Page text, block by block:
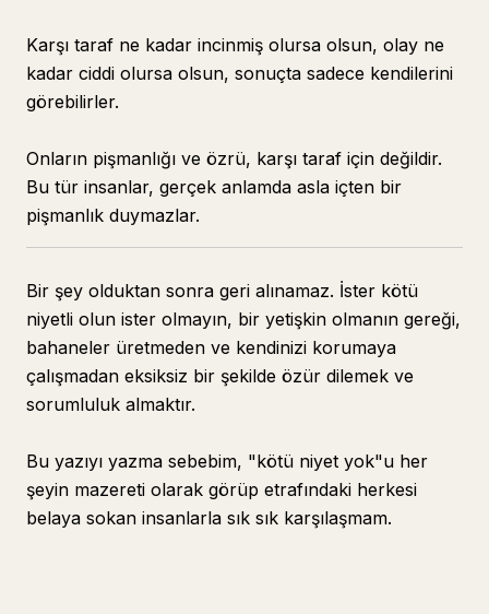
Karşı taraf ne kadar incinmiş olursa olsun, olay ne
kadar ciddi olursa olsun, sonuçta sadece kendilerini
görebilirler.
Onların pişmanlığı ve özrü, karşı taraf için değildir.
Bu tür insanlar, gerçek anlamda asla içten bir
pişmanlık duymazlar.
Bir şey olduktan sonra geri alınamaz. İster kötü
niyetli olun ister olmayın, bir yetişkin olmanın gereği,
bahaneler üretmeden ve kendinizi korumaya
çalışmadan eksiksiz bir şekilde özür dilemek ve
sorumluluk almaktır.
Bu yazıyı yazma sebebim, "kötü niyet yok"u her
şeyin mazereti olarak görüp etrafındaki herkesi
belaya sokan insanlarla sık sık karşılaşmam.